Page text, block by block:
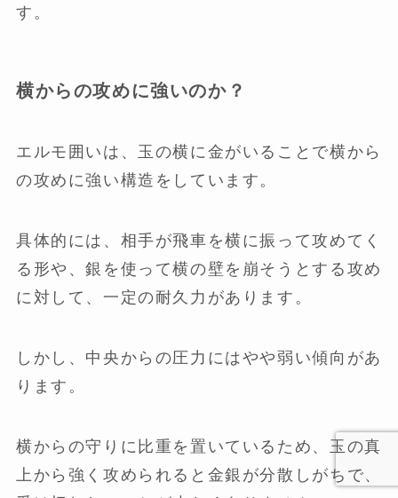
す。
横からの攻めに強いのか？
エルモ囲いは、玉の横に金がいることで横から
の攻めに強い構造をしています。
具体的には、相手が飛車を横に振って攻めてく
る形や、銀を使って横の壁を崩そうとする攻め
に対して、一定の耐久力があります。
しかし、中央からの圧力にはやや弱い傾向があ
ります。
横からの守りに比重を置いているため、玉の真
上から強く攻められると金銀が分散しがちで、